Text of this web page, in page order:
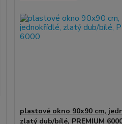
plastové okno 90x90 cm,
zlatý dub/bílé, PREMIUM